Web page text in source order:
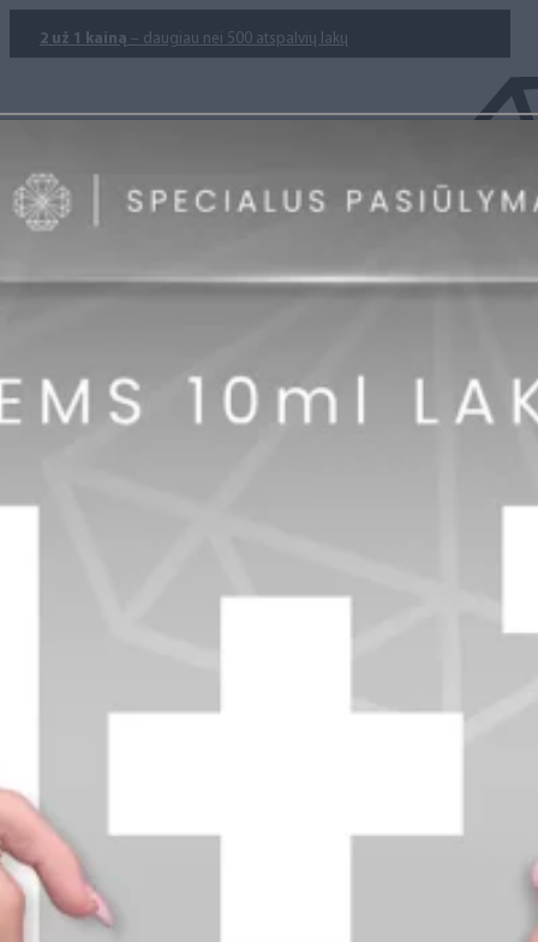
2 už 1 kainą – daugiau nei 500 atspalvių lakų
info@diamondline.lt
Prisijungti